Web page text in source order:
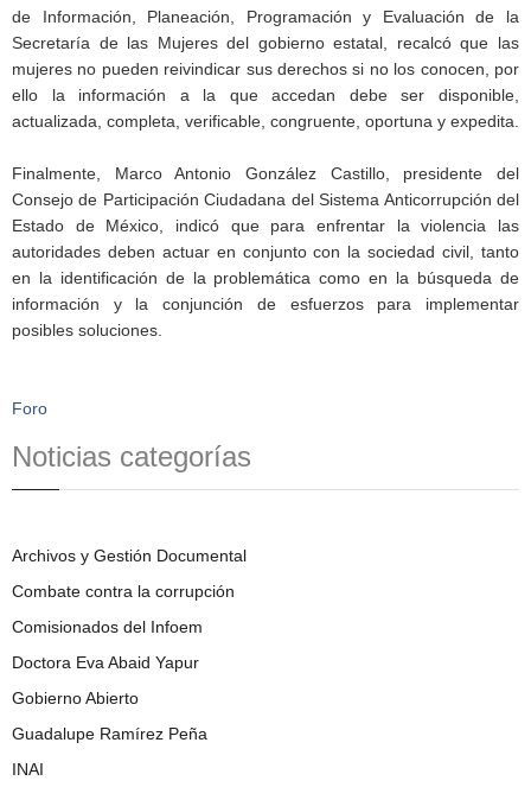
de Información, Planeación, Programación y Evaluación de la
Secretaría de las Mujeres del gobierno estatal, recalcó que las
mujeres no pueden reivindicar sus derechos si no los conocen, por
ello la información a la que accedan debe ser disponible,
actualizada, completa, verificable, congruente, oportuna y expedita.
Finalmente, Marco Antonio González Castillo, presidente del
Consejo de Participación Ciudadana del Sistema Anticorrupción del
Estado de México, indicó que para enfrentar la violencia las
autoridades deben actuar en conjunto con la sociedad civil, tanto
en la identificación de la problemática como en la búsqueda de
información y la conjunción de esfuerzos para implementar
posibles soluciones.
Foro
Noticias categorías
Archivos y Gestión Documental
Combate contra la corrupción
Comisionados del Infoem
Doctora Eva Abaid Yapur
Gobierno Abierto
Guadalupe Ramírez Peña
INAI